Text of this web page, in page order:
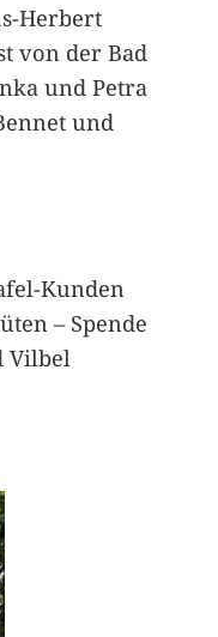
Herbert
von der Bad
und Petra
und
Kunden
– Spende
Vilbel